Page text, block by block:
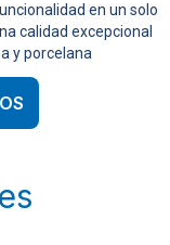
en un solo
calidad excepcional
y porcelana